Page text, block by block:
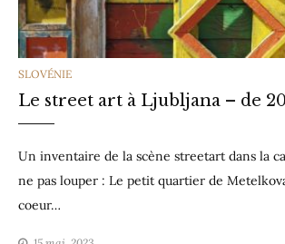
CATEGORIES
SLOVÉNIE
Le street art à Ljubljana – de
Un inventaire de la scène streetart dans la
ne pas louper : Le petit quartier de
coeur…